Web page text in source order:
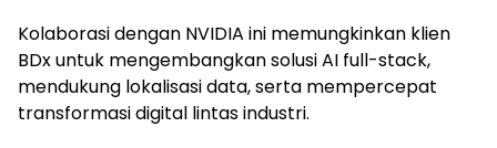
Kolaborasi dengan NVIDIA ini memungkinkan klien
BDx untuk mengembangkan solusi AI full-stack,
mendukung lokalisasi data, serta mempercepat
transformasi digital lintas industri.